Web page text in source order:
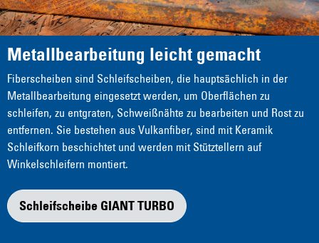
Metallbearbeitung leicht gemacht
Fiberscheiben sind Schleifscheiben, die hauptsächlich in der
Metallbearbeitung eingesetzt werden, um Oberflächen zu
schleifen, zu entgraten, Schweißnähte zu bearbeiten und Rost zu
entfernen. Sie bestehen aus Vulkanfiber, sind mit Keramik
Schleifkorn beschichtet und werden mit Stütztellern auf
Winkelschleifern montiert.
Schleifscheibe GIANT TURBO